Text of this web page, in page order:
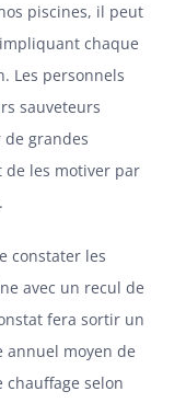
piscines, il peut
chaque
Les personnels
sauveteurs
grandes
de les motiver par
constater les
avec un recul de
fera sortir un
annuel moyen de
chauffage selon